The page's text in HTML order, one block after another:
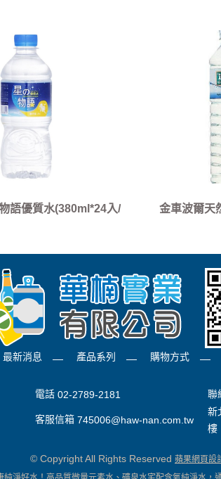
語優質水(380ml*24入/
金車波爾天
最新消息 產品系列 購物方式
電話02-2789-2181 聯
客服信箱745006@haw-nan.com.tw
新
樓
© Copyright All Rights Reserved 蘋果網頁設